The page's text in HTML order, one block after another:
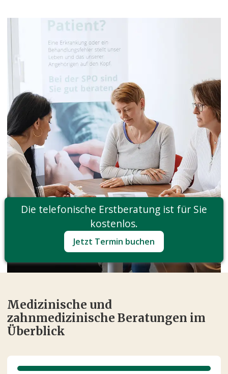
Die telefonische Erstberatung ist für Sie
kostenlos.
Jetzt Termin buchen
Medizinische und
zahnmedizinische Beratungen im
Überblick